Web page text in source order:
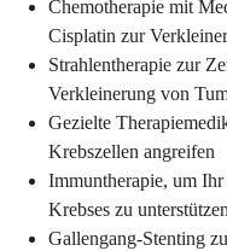
Chemotherapie mit
Cisplatin zur
Strahlentherapie zur
Verkleinerung von
Gezielte
Krebszellen angreifen
Immuntherapie, um
Krebses zu
Gallengang-Stenting